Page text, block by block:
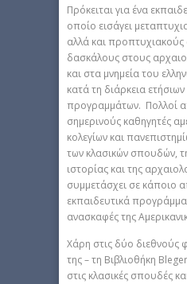
Πρόκειται για ένα
οποίο εισάγει
αλλά και
δασκάλους στους
και στα μνημεία του
κατά τη διάρκεια
προγραμμάτων. Πολλοί
σημερινούς καθηγητές
κολεγίων και
των κλασικών σπουδών,
ιστορίας και της
συμμετάσχει σε κάποιο
εκπαιδευτικά
ανασκαφές της
Χάρη στις δύο διεθνούς
της – τη Βιβλιοθήκη
στις κλασικές σπουδές